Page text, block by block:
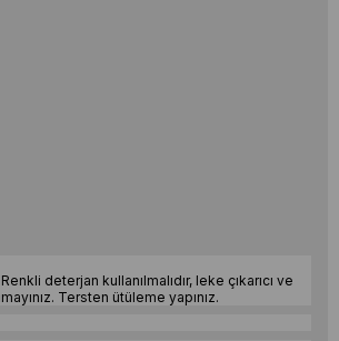
deterjan kullanılmalıdır, leke çıkarıcı ve
Tersten ütüleme yapınız.